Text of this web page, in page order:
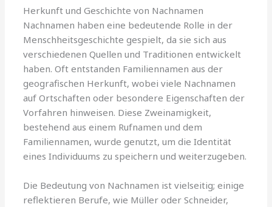
Herkunft und Geschichte von Nachnamen
Nachnamen haben eine bedeutende Rolle in der
Menschheitsgeschichte gespielt, da sie sich aus
verschiedenen Quellen und Traditionen entwickelt
haben. Oft entstanden Familiennamen aus der
geografischen Herkunft, wobei viele Nachnamen
auf Ortschaften oder besondere Eigenschaften der
Vorfahren hinweisen. Diese Zweinamigkeit,
bestehend aus einem Rufnamen und dem
Familiennamen, wurde genutzt, um die Identität
eines Individuums zu speichern und weiterzugeben.
Die Bedeutung von Nachnamen ist vielseitig; einige
reflektieren Berufe, wie Müller oder Schneider,